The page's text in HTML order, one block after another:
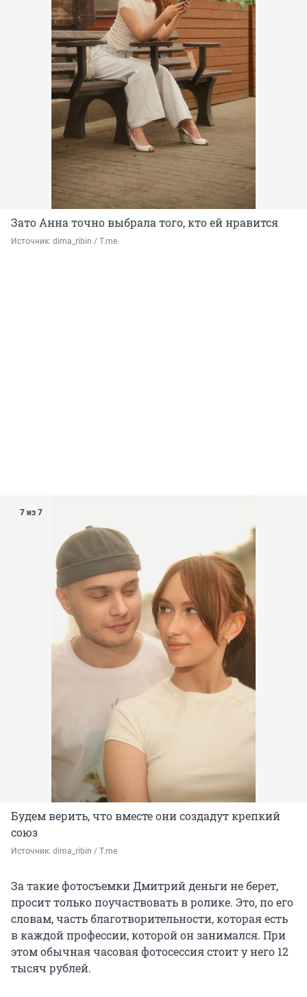
Зато Анна точно выбрала того, кто ей нравится
Источник: dima_ribin / T.me
7 из 7
Будем верить, что вместе они создадут крепкий
союз
Источник: dima_ribin / T.me
За такие фотосъемки Дмитрий деньги не берет,
просит только поучаствовать в ролике. Это, по его
словам, часть благотворительности, которая есть
в каждой профессии, которой он занимался. При
этом обычная часовая фотосессия стоит у него 12
тысяч рублей.